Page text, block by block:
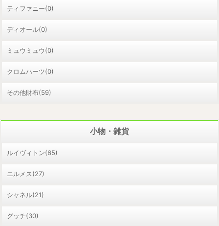
ティファニー(0)
ディオール(0)
ミュウミュウ(0)
クロムハーツ(0)
その他財布(59)
小物・雑貨
ルイヴィトン(65)
エルメス(27)
シャネル(21)
グッチ(30)